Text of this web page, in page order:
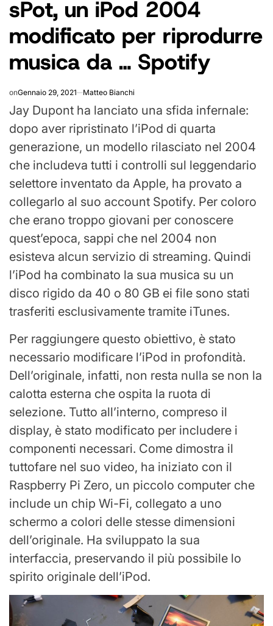
sPot, un iPod 2004
modificato per riprodurre
musica da … Spotify
onGennaio 29, 2021 Matteo Bianchi
Jay Dupont ha lanciato una sfida infernale:
dopo aver ripristinato l’iPod di quarta
generazione, un modello rilasciato nel 2004
che includeva tutti i controlli sul leggendario
selettore inventato da Apple, ha provato a
collegarlo al suo account Spotify. Per coloro
che erano troppo giovani per conoscere
quest’epoca, sappi che nel 2004 non
esisteva alcun servizio di streaming. Quindi
l’iPod ha combinato la sua musica su un
disco rigido da 40 o 80 GB ei file sono stati
trasferiti esclusivamente tramite iTunes.
Per raggiungere questo obiettivo, è stato
necessario modificare l’iPod in profondità.
Dell’originale, infatti, non resta nulla se non la
calotta esterna che ospita la ruota di
selezione. Tutto all’interno, compreso il
display, è stato modificato per includere i
componenti necessari. Come dimostra il
tuttofare nel suo video, ha iniziato con il
Raspberry Pi Zero, un piccolo computer che
include un chip Wi-Fi, collegato a uno
schermo a colori delle stesse dimensioni
dell’originale. Ha sviluppato la sua
interfaccia, preservando il più possibile lo
spirito originale dell’iPod.